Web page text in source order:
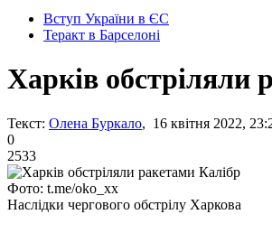
Вступ України в ЄС
Теракт в Барселоні
Харків обстріляли
Текст: Олена Буркало, 16 квітня 2022,
0
2533
Фото: t.me/oko_xx
Наслідки чергового обстрілу Харкова